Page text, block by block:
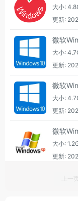
大小:
更新:
微软
大小:
更新:
微软
大小:
更新:
微软
大小:
更新:
上一页